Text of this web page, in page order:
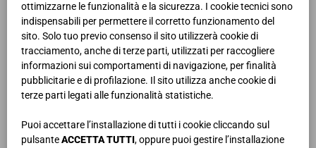
ottimizzarne le funzionalità e la sicurezza. I cookie tecnici sono
indispensabili per permettere il corretto funzionamento del
sito. Solo tuo previo consenso il sito utilizzerà cookie di
tracciamento, anche di terze parti, utilizzati per raccogliere
informazioni sui comportamenti di navigazione, per finalità
pubblicitarie e di profilazione. Il sito utilizza anche cookie di
terze parti legati alle funzionalità statistiche.
Puoi accettare l’installazione di tutti i cookie cliccando sul
pulsanteACCETTA TUTTI, oppure puoi gestire l’installazione
Le produzioni Giessegi sono inoltre garantite dalla certificazione
“Pannello ecologico”.
SCARICA LA POLITICA DELLA QUALITÀ